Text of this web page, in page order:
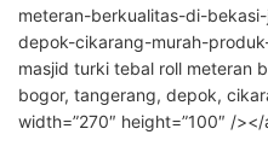
a
t
i
v
meteran-berkualitas-di-
depok-cikarang-murah-
masjid turki tebal roll meteran
bogor, tangerang, depok,
width=”270″ height=”100″ /></